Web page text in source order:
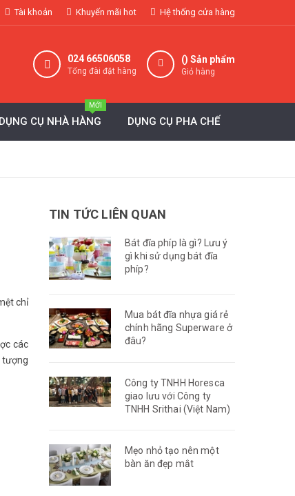
Tài khoản Khuyến mãi hot Hệ thống cửa hàng
024 66506058
Tổng đài đặt hàng
() Sản phẩm
Giỏ hàng
DỤNG CỤ NHÀ HÀNG
MỚI
DỤNG CỤ PHA CHẾ
chỉ
các
tượng
TIN TỨC LIÊN QUAN
Bát đĩa phíp là gì? Lưu ý
gì khi sử dụng bát đĩa
phíp?
Mua bát đĩa nhựa giá rẻ
chính hãng Superware ở
đâu?
Công ty TNHH Horesca
giao lưu với Công ty
TNHH Srithai (Việt Nam)
Mẹo nhỏ tạo nên một
bàn ăn đẹp mắt